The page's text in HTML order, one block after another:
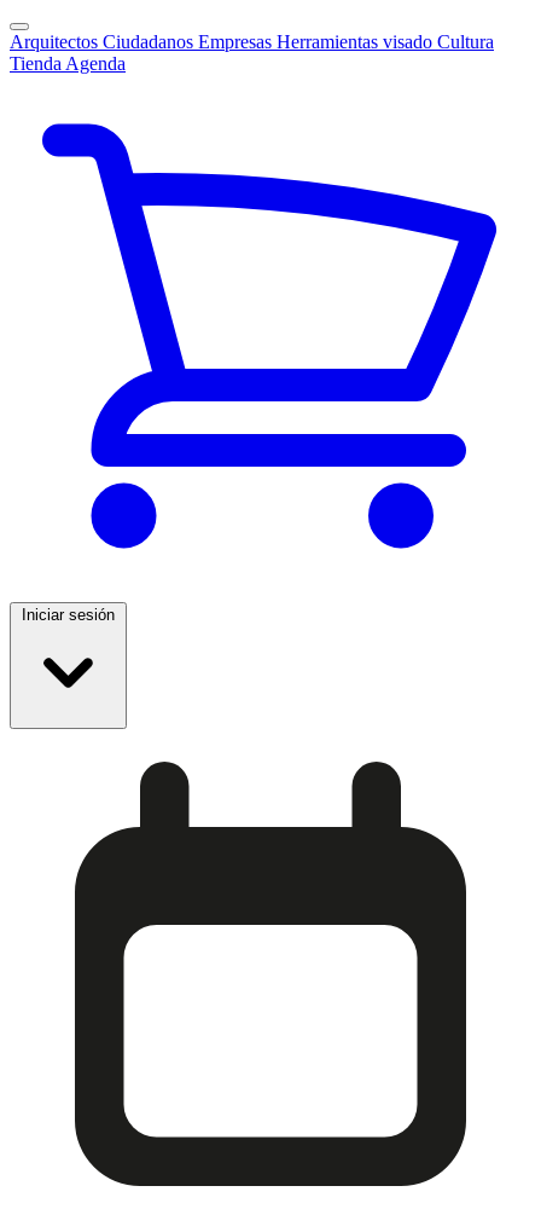
Arquitectos Ciudadanos Empresas Herramientas visado Cultura
Tienda Agenda
Iniciar sesión